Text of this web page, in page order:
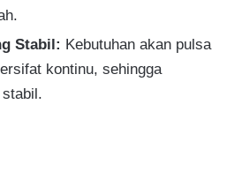
Stabil: Kebutuhan akan pulsa
kontinu, sehingga